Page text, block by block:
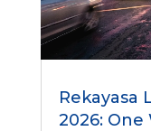
Rekayasa
2026: One